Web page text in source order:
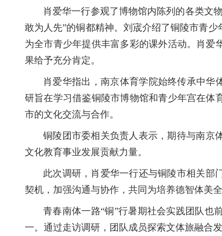
肖爱华一行参观了博物馆内陈列的各类文
敢为人先”的铜都精神。 刘宬介绍了铜陵市青少
为全市青少年提供丰富多彩的课外活动。 肖爱
果给予充分肯定。
肖爱华指出， 南京体育学院始终传承中华
研旨在学习借鉴铜陵市博物馆和青少年宫在体
市的文化交流与合作。
铜陵 团市委相关负责人表示，期待与南京
文化教育事业发展贡献力量。
此次调研， 肖爱华一行还与铜陵市相关部
契机，加强沟通与协作，共同为培养德智体美
青春南体一路“铜”行暑期社会实践团队也
一。通过走访调研，团队成员探索文体旅融合